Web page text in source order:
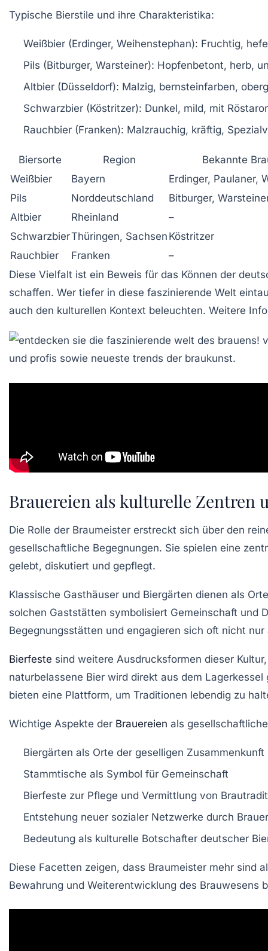
Typische Bierstile und ihre Charakteristika:
Weißbier (Erdinger, Weihenstephan): Fruchtig,
Pils (Bitburger, Warsteiner): Hopfenbetont, herb,
Altbier (Düsseldorf): Malzig, bernsteinfarben,
Schwarzbier (Köstritzer): Dunkel, mild, mit
Rauchbier (Franken): Malzrauchig, kräftig,
Biersorte Region
Bekannte
Weißbier
Bayern
Erdinger, Paulaner,
Pils
Norddeutschland
Bitburger,
Altbier
Rheinland
–
SchwarzbierThüringen, Sachsen Köstritzer
Rauchbier
Franken
–
Diese Vielfalt ist ein Beweis für das Können der
schaffen. Wer tiefer in diese faszinierende Welt
auch den kulturellen Kontext beleuchten. Weitere
Brauereien als kulturelle Zentren
Die Rolle der Braumeister erstreckt sich über den
gesellschaftliche Begegnungen. Sie spielen eine
gelebt, diskutiert und gepflegt.
Klassische Gasthäuser und Biergärten dienen als
solchen Gaststätten symbolisiert Gemeinschaft und
Begegnungsstätten und engagieren sich oft nicht
Bierfeste sind weitere Ausdrucksformen dieser
naturbelassene Bier wird direkt aus dem
bieten eine Plattform, um Traditionen lebendig zu
Wichtige Aspekte der Brauereien als
Biergärten als Orte der geselligen Zusammenkunft
Stammtische als Symbol für Gemeinschaft
Bierfeste zur Pflege und Vermittlung von
Entstehung neuer sozialer Netzwerke durch
Bedeutung als kulturelle Botschafter deutscher
Diese Facetten zeigen, dass Braumeister mehr sind
Bewahrung und Weiterentwicklung des Brauwesens